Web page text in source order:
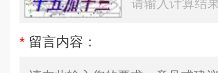
* 留言内容：